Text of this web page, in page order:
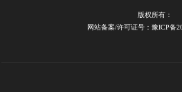
版权所有：
网站备案/许可证号：豫ICP备